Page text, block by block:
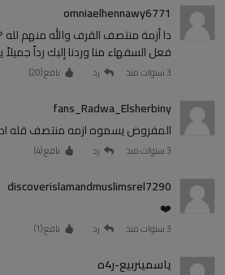
omniaelhennawy6771
فعل السفهاء منا وردنا إليك رداً جميلاً
3 سنوات منذ رد نافع (20
)
fans_Radwa_Elsherbiny
المفروض يسموه ازمه منتصف قله
3 سنوات منذ رد نافع (4
)
discoverislamandmuslimsrel7290
❤️
3 سنوات منذ رد نافع (1
)
ياسمينربيع-ر4ه